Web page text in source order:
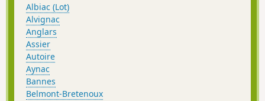
Albiac (Lot)
Alvignac
Anglars
Assier
Autoire
Aynac
Bannes
Belmont-Bretenoux